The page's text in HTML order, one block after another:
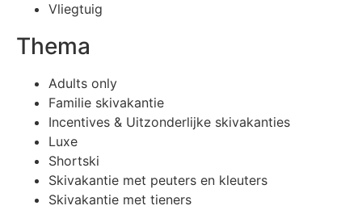
Vliegtuig
Thema
Adults only
Familie skivakantie
Incentives & Uitzonderlijke skivakanties
Luxe
Shortski
Skivakantie met peuters en kleuters
Skivakantie met tieners